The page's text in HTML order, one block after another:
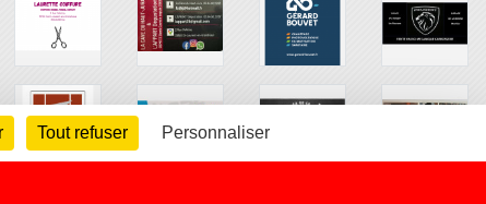
Tout refuser Personnaliser